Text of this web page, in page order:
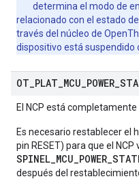
determina el modo de
relacionado con el estado
través del núcleo de
dispositivo está suspendido
OT PLAT MCU POWER
El NCP está completamente
Es necesario restablecer el
pin RESET) para que el
después del